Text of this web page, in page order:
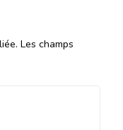
Les champs